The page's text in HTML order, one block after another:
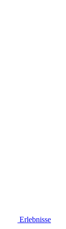
Erlebnisse